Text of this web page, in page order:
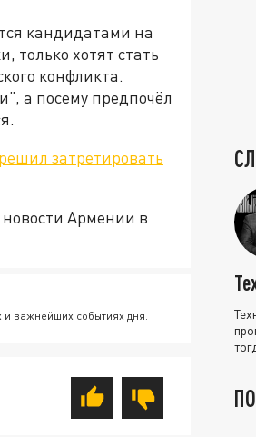
кандидатами на
только хотят стать
конфликта.
а посему предпочёл
затретировать
Армении в
и важнейших событиях дня.